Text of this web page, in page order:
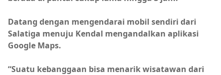
Datang dengan mengendarai mobil sendiri dari
Salatiga menuju Kendal mengandalkan aplikasi
Google Maps.
“Suatu kebanggaan bisa menarik wisatawan dari